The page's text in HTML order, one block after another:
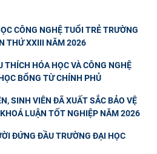
CÔNG NGHỆ TUỔI TRẺ TRƯỜNG
THỨ XXIII NĂM 2026
THÍCH HÓA HỌC VÀ CÔNG NGHỆ
BỔNG TỪ CHÍNH PHỦ
SINH VIÊN ĐÃ XUẤT SẮC BẢO VỆ
LUẬN TỐT NGHIỆP NĂM 2026
ĐỨNG ĐẦU TRƯỜNG ĐẠI HỌC